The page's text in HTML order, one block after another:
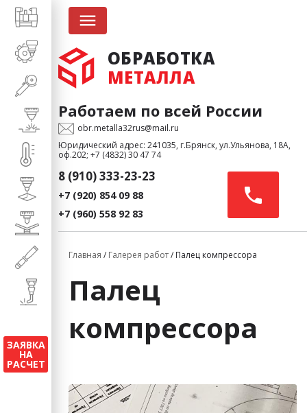
ЗАЯВКА
НА
РАСЧЕТ
ОБРАБОТКА
МЕТАЛЛА
menu
Работаем по всей России
obr.metalla32rus@mail.ru
Юридический адрес: 241035, г.Брянск, ул.Ульянова, 18А,
оф.202; +7 (4832) 30 47 74
8 (910) 333-23-23
+7 (920) 854 09 88
+7 (960) 558 92 83
Главная / Галерея работ/ Палец компрессора
Палец
компрессора